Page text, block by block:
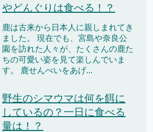
やどんぐりは食べる！？
鹿は古来から日本人に親しまれてき
ました。 現在でも、宮島や奈良公
園を訪れた人々が、たくさんの鹿た
ちの可愛い姿を見て楽しんでいま
す。 鹿せんべいをあげ...
野生のシマウマは何を餌に
しているの？一日に食べる
量は！？